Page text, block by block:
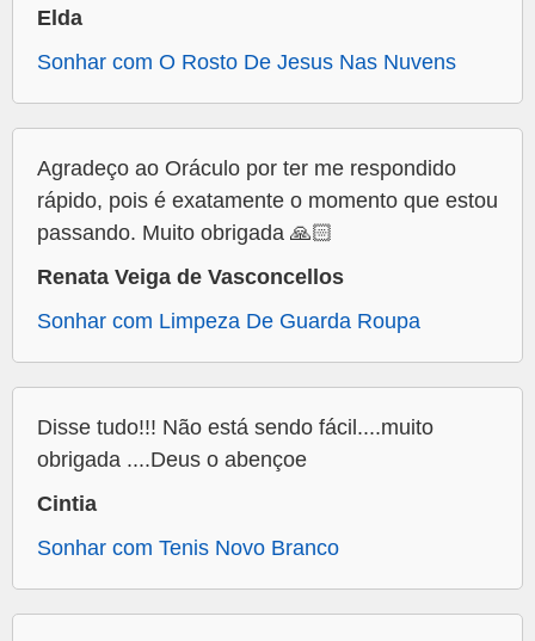
Elda
Sonhar com O Rosto De Jesus Nas Nuvens
Agradeço ao Oráculo por ter me respondido
rápido, pois é exatamente o momento que estou
passando. Muito obrigada 🙏🏻
Renata Veiga de Vasconcellos
Sonhar com Limpeza De Guarda Roupa
Disse tudo!!! Não está sendo fácil....muito
obrigada ....Deus o abençoe
Cintia
Sonhar com Tenis Novo Branco